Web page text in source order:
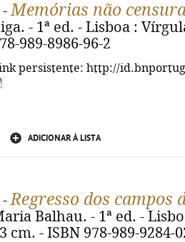
-Memórias não
- 1ª ed. - Lisboa :
989-8986-96-2
persistente: http://
ADICIONAR À LISTA
-Regresso dos campos
Balhau. - 1ª ed. -
cm. - ISBN 978-989-9284-